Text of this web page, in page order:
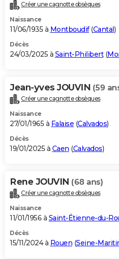
Créer une cagnotte obsèques
Naissance
11/06/1935 à Montboudif(Cantal )
Décès
24/03/2025 à Saint-Philibert(
Jean-yves JOUVIN (59
Créer une cagnotte obsèques
Naissance
27/01/1965 à Falaise (Calvados)
Décès
19/01/2025 à Caen (Calvados)
Rene JOUVIN (68 ans)
Créer une cagnotte obsèques
Naissance
11/01/1956 à Saint-Étienne-du-
Décès
15/11/2024 à Rouen (Seine-